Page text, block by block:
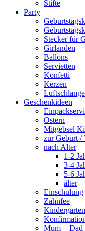
Stifte
Party
Stecker für
Girlanden
Ballons
Servietten
Konfetti
Kerzen
Geschenkideen
Ostern
Mitgebsel
zur Geburt /
nach Alter
1-2
3-4
5-6
älter
Einschulung
Zahnfee
Kindergarten
Mum + Dad